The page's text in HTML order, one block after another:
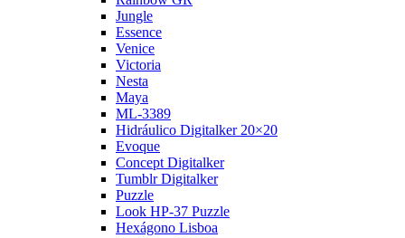
Jungle
Essence
Venice
Victoria
Nesta
Maya
ML-3389
Hidráulico Digitalker 20×20
Evoque
Concept Digitalker
Tumblr Digitalker
Puzzle
Look HP-37 Puzzle
Hexágono Lisboa